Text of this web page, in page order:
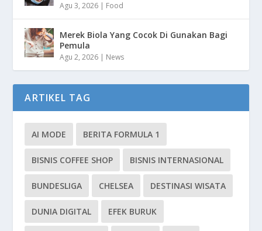
Agu 3, 2026 | Food
Merek Biola Yang Cocok Di Gunakan Bagi
Pemula
Agu 2, 2026 | News
ARTIKEL TAG
AI MODE BERITA FORMULA 1
BISNIS COFFEE SHOP BISNIS INTERNASIONAL
BUNDESLIGA CHELSEA DESTINASI WISATA
DUNIA DIGITAL EFEK BURUK